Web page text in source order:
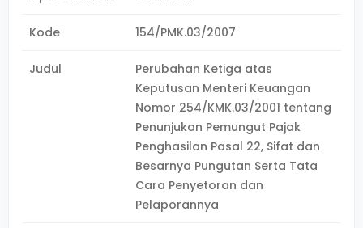
Kode 154/PMK.03/2007
Judul
Perubahan Ketiga atas
Keputusan Menteri Keuangan
Nomor 254/KMK.03/2001 tentang
Penunjukan Pemungut Pajak
Penghasilan Pasal 22, Sifat dan
Besarnya Pungutan Serta Tata
Cara Penyetoran dan
Pelaporannya